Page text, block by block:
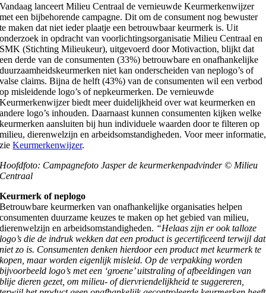
Vandaag lanceert Milieu Centraal de vernieuwde Keurmerkenwijzer
met een bijbehorende campagne. Dit om de consument nog bewuster
te maken dat niet ieder plaatje een betrouwbaar keurmerk is. Uit
onderzoek in opdracht van voorlichtingsorganisatie Milieu Centraal en
SMK (Stichting Milieukeur), uitgevoerd door Motivaction, blijkt dat
een derde van de consumenten (33%) betrouwbare en onafhankelijke
duurzaamheidskeurmerken niet kan onderscheiden van neplogo’s of
valse claims. Bijna de helft (43%) van de consumenten wil een verbod
op misleidende logo’s of nepkeurmerken. De vernieuwde
Keurmerkenwijzer biedt meer duidelijkheid over wat keurmerken en
andere logo’s inhouden. Daarnaast kunnen consumenten kijken welke
keurmerken aansluiten bij hun individuele waarden door te filteren op
milieu, dierenwelzijn en arbeidsomstandigheden. Voor meer informatie,
zieKeurmerkenwijzer.
Hoofdfoto: Campagnefoto Jasper de keurmerkenpadvinder © Milieu
Centraal
Keurmerk of neplogo
Betrouwbare keurmerken van onafhankelijke organisaties helpen
consumenten duurzame keuzes te maken op het gebied van milieu,
dierenwelzijn en arbeidsomstandigheden. “Helaas zijn er ook talloze
logo’s die de indruk wekken dat een product is gecertificeerd terwijl dat
niet zo is. Consumenten denken hierdoor een product met keurmerk te
kopen, maar worden eigenlijk misleid. Op de verpakking worden
bijvoorbeeld logo’s met een ‘groene’ uitstraling of afbeeldingen van
blije dieren gezet, om milieu- of diervriendelijkheid te suggereren,